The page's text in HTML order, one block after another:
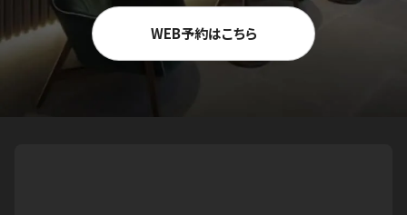
WEB予約はこちら